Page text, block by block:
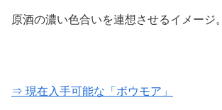
原酒の濃い色合いを連想させるイメージ。
⇒ 現在入手可能な「ボウモア」